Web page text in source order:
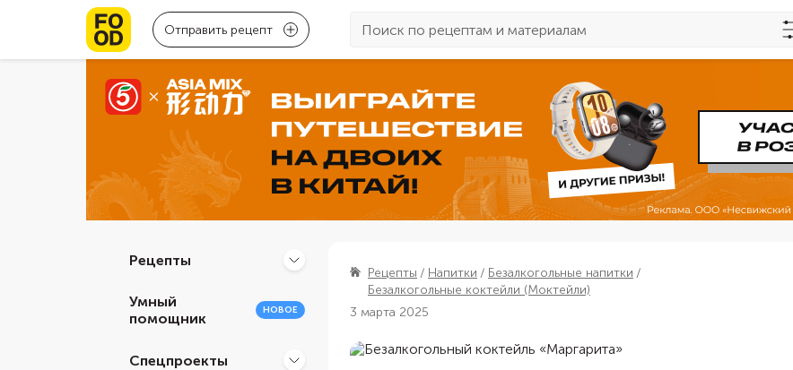
Отправить рецепт
Рецепты
Умный
помощник
НОВОЕ
Спецпроекты
Рецепты Напитки
Безалкогольные напитки
Безалкогольные коктейли (Моктейли)
3 марта 2025